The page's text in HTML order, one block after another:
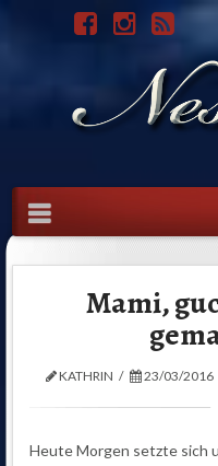
Navigation
Mami,
KATHRIN 23/03/2016
Heute Morgen setzte sich